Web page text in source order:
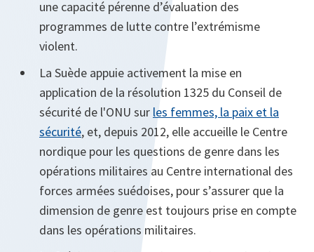
une capacité pérenne d’évaluation des
programmes de lutte contre l’extrémisme
violent.
La Suède appuie activement la mise en
application de la résolution 1325 du Conseil de
sécurité de l'ONU sur les femmes, la paix et la
sécurité, et, depuis 2012, elle accueille le Centre
nordique pour les questions de genre dans les
opérations militaires au Centre international des
forces armées suédoises, pour s’assurer que la
dimension de genre est toujours prise en compte
dans les opérations militaires.